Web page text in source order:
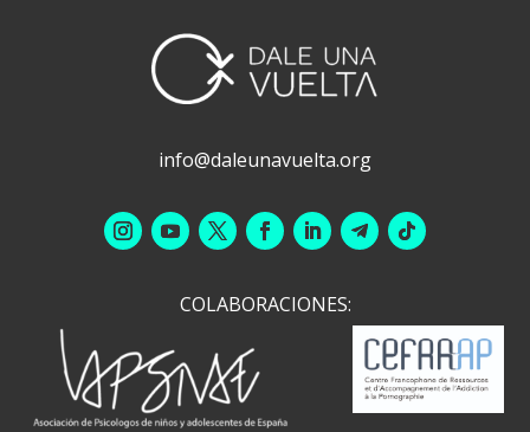
info@daleunavuelta.org
COLABORACIONES: